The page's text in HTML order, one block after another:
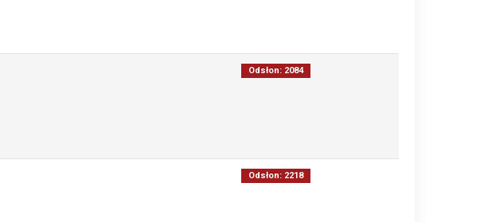
Odsłon: 2084
Odsłon: 2218